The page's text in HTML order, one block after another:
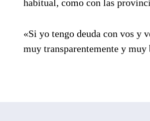
habitual, como con las
«Si yo tengo deuda con vos y
muy transparentemente y